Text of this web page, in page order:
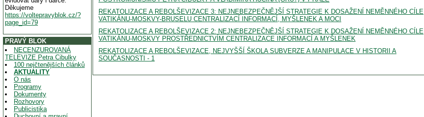
Děkujeme
https://voltepravyblok.cz/?
page_id=79
PRAVÝ BLOK
NECENZUROVANÁ
TELEVIZE Petra Cibulky
100 nejčtenějších článků
AKTUALITY
O nás
Programy
Dokumenty
Rozhovory
Publicistika
REKATOLIZACE A REBOLŠEVIZACE 3: NEJNEBEZPEČNĚJŠÍ STRATEGIE K DOSAŽENÍ NEMĚNNÉHO CÍLE
VATIKÁNU-MOSKVY-BRUSELU CENTRALIZACÍ INFORMACÍ, MYŠLENEK A MOCI
REKATOLIZACE A REBOLŠEVIZACE 2: NEJNEBEZPEČNĚJŠÍ STRATEGIE K DOSAŽENÍ NEMĚNNÉHO CÍLE
VATIKÁNU-MOSKVY PROSTŘEDNICTVÍM CENTRALIZACE INFORMACÍ A MYŠLENEK
REKATOLIZACE A REBOLŠEVIZACE, NEJVYŠŠÍ ŠKOLA SUBVERZE A MANIPULACE V HISTORII A
SOUČASNOSTI - 1